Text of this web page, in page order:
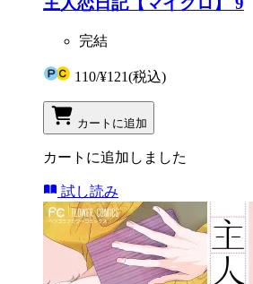
完結
110/¥121(税込)
カートに追加
カートに追加しました
試し読み